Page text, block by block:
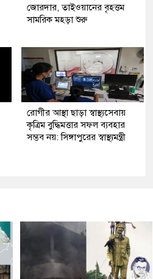
জোরদার, তাইওয়ানের বৃহত্তম
সামরিক মহড়া শুরু
রোগীর আস্থা ছাড়া স্বাস্থ্যসেবায়
কৃত্রিম বুদ্ধিমত্তার সফল ব্যবহার
সম্ভব নয়: সিঙ্গাপুরের স্বাস্থ্যমন্ত্রী